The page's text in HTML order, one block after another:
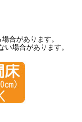
合があります。
場合があります。